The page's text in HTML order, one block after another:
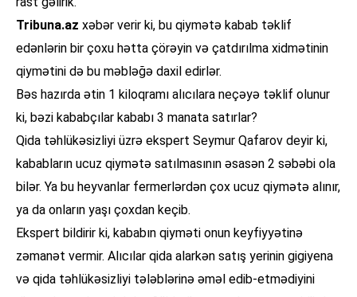
Tribuna.az xəbər verir ki, bu qiymətə kabab təklif
edənlərin bir çoxu hətta çörəyin və çatdırılma xidmətinin
qiymətini də bu məbləğə daxil edirlər.
Bəs hazırda ətin 1 kiloqramı alıcılara neçəyə təklif olunur
ki, bəzi kababçılar kababı 3 manata satırlar?
Qida təhlükəsizliyi üzrə ekspert Seymur Qafarov deyir ki,
kababların ucuz qiymətə satılmasının əsasən 2 səbəbi ola
bilər. Ya bu heyvanlar fermerlərdən çox ucuz qiymətə alınır,
ya da onların yaşı çoxdan keçib.
Ekspert bildirir ki, kababın qiyməti onun keyfiyyətinə
zəmanət vermir. Alıcılar qida alarkən satış yerinin gigiyena
və qida təhlükəsizliyi tələblərinə əməl edib-etmədiyini